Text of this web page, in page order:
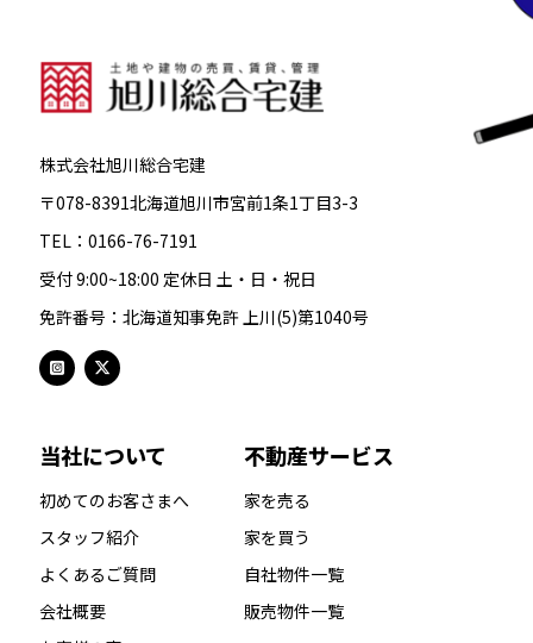
株式会社旭川総合宅建
〒078-8391北海道旭川市宮前1条1丁目3-3
TEL：0166-76-7191
受付 9:00~18:00 定休日 土・日・祝日
免許番号：北海道知事免許 上川(5)第1040号
当社について
初めてのお客さまへ
スタッフ紹介
よくあるご質問
会社概要
不動産サービス
家を売る
家を買う
自社物件一覧
販売物件一覧